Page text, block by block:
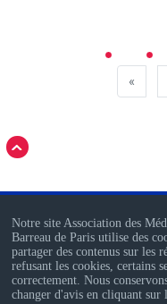
«
AME -
Ordre des Avocats de Paris
Notre site Association des
Barreau de Paris utilise des
partager des contenus sur les
refusant les cookies, certains
correctement. Nous
changer d'avis en cliquant sur